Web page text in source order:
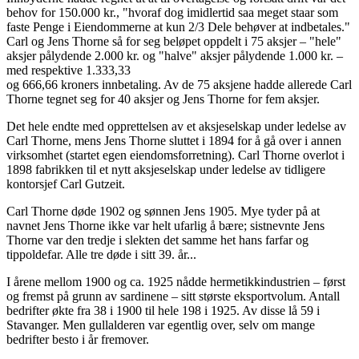
behov for 150.000 kr., "hvoraf dog imidlertid saa meget staar som
faste Penge i Eiendommerne at kun 2/3 Dele behøver at indbetales."
Carl og Jens Thorne så for seg beløpet oppdelt i 75 aksjer – "hele"
aksjer pålydende 2.000 kr. og "halve" aksjer pålydende 1.000 kr. –
med respektive 1.333,33
og 666,66 kroners innbetaling. Av de 75 aksjene hadde allerede Carl
Thorne tegnet seg for 40 aksjer og Jens Thorne for fem aksjer.
Det hele endte med opprettelsen av et aksjeselskap under ledelse av
Carl Thorne, mens Jens Thorne sluttet i 1894 for å gå over i annen
virksomhet (startet egen eiendomsforretning). Carl Thorne overlot i
1898 fabrikken til et nytt aksjeselskap under ledelse av tidligere
kontorsjef Carl Gutzeit.
Carl Thorne døde 1902 og sønnen Jens 1905. Mye tyder på at
navnet Jens Thorne ikke var helt ufarlig å bære; sistnevnte Jens
Thorne var den tredje i slekten det samme het hans farfar og
tippoldefar. Alle tre døde i sitt 39. år...
I årene mellom 1900 og ca. 1925 nådde hermetikkindustrien – først
og fremst på grunn av sardinene – sitt største eksportvolum. Antall
bedrifter økte fra 38 i 1900 til hele 198 i 1925. Av disse lå 59 i
Stavanger. Men gullalderen var egentlig over, selv om mange
bedrifter besto i år fremover.